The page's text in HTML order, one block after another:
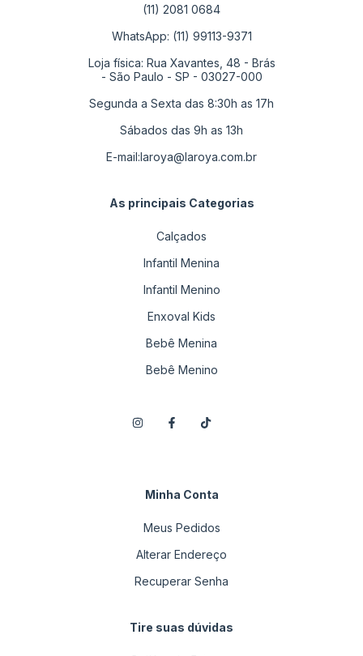
(11) 2081 0684
WhatsApp: (11) 99113-9371
Loja física: Rua Xavantes, 48 - Brás
- São Paulo - SP - 03027-000
Segunda a Sexta das 8:30h as 17h
Sábados das 9h as 13h
E-mail:laroya@laroya.com.br
As principais Categorias
Calçados
Infantil Menina
Infantil Menino
Enxoval Kids
Bebê Menina
Bebê Menino
Minha Conta
Meus Pedidos
Alterar Endereço
Recuperar Senha
Tire suas dúvidas